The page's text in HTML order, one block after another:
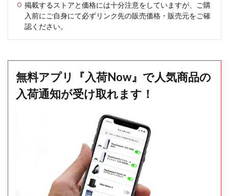
掲載するストアと価格には十分注意をしていますが、ご購
入前にご自身にて必ずリンク先の販売価格・販売元をご確
認ください。
無料アプリ『入荷Now』で人気商品の
入荷通知が受け取れます！